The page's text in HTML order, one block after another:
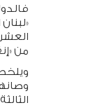
من «إنقلاب شباط ٢٠١٣» تحت
الثالثة»